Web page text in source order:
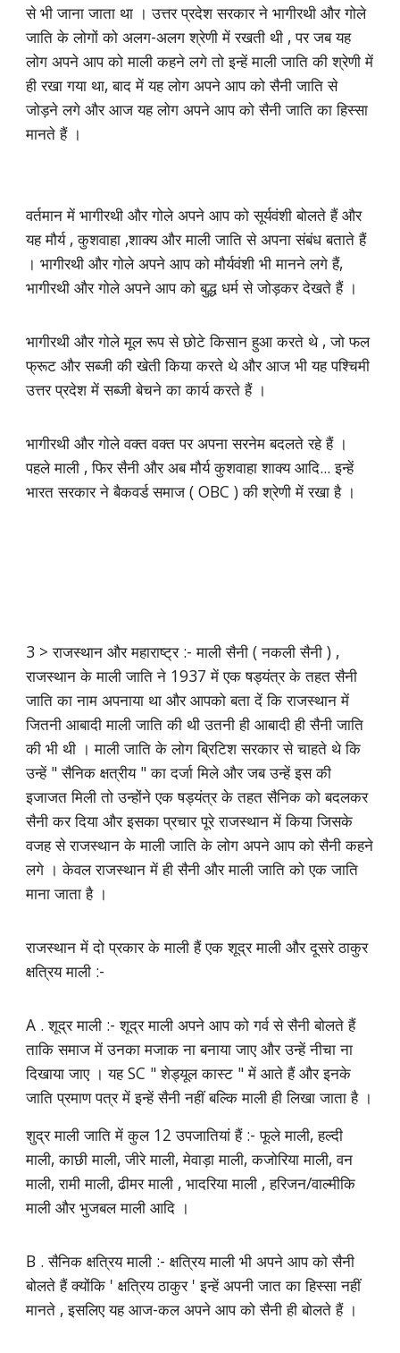
से भी जाना जाता था । उत्तर प्रदेश सरकार ने भागीरथी और गोले
जाति के लोगों को अलग-अलग श्रेणी में रखती थी , पर जब यह
लोग अपने आप को माली कहने लगे तो इन्हें माली जाति की श्रेणी में
ही रखा गया था, बाद में यह लोग अपने आप को सैनी जाति से
जोड़ने लगे और आज यह लोग अपने आप को सैनी जाति का हिस्सा
मानते हैं ।
वर्तमान में भागीरथी और गोले अपने आप को सूर्यवंशी बोलते हैं और
यह मौर्य , कुशवाहा ,शाक्य और माली जाति से अपना संबंध बताते हैं
। भागीरथी और गोले अपने आप को मौर्यवंशी भी मानने लगे हैं,
भागीरथी और गोले अपने आप को बुद्ध धर्म से जोड़कर देखते हैं ।
भागीरथी और गोले मूल रूप से छोटे किसान हुआ करते थे , जो फल
फ्रूट और सब्जी की खेती किया करते थे और आज भी यह पश्चिमी
उत्तर प्रदेश में सब्जी बेचने का कार्य करते हैं ।
भागीरथी और गोले वक्त वक्त पर अपना सरनेम बदलते रहे हैं ।
पहले माली , फिर सैनी और अब मौर्य कुशवाहा शाक्य आदि... इन्हें
भारत सरकार ने बैकवर्ड समाज ( OBC ) की श्रेणी में रखा है ।
3 > राजस्थान और महाराष्ट्र :- माली सैनी ( नकली सैनी ) ,
राजस्थान के माली जाति ने 1937 में एक षड्यंत्र के तहत सैनी
जाति का नाम अपनाया था और आपको बता दें कि राजस्थान में
जितनी आबादी माली जाति की थी उतनी ही आबादी ही सैनी जाति
की भी थी । माली जाति के लोग ब्रिटिश सरकार से चाहते थे कि
उन्हें " सैनिक क्षत्रीय " का दर्जा मिले और जब उन्हें इस की
इजाजत मिली तो उन्होंने एक षड्यंत्र के तहत सैनिक को बदलकर
सैनी कर दिया और इसका प्रचार पूरे राजस्थान में किया जिसके
वजह से राजस्थान के माली जाति के लोग अपने आप को सैनी कहने
लगे । केवल राजस्थान में ही सैनी और माली जाति को एक जाति
माना जाता है ।
राजस्थान में दो प्रकार के माली हैं एक शूद्र माली और दूसरे ठाकुर
क्षत्रिय माली :-
A . शूद्र माली :- शूद्र माली अपने आप को गर्व से सैनी बोलते हैं
ताकि समाज में उनका मजाक ना बनाया जाए और उन्हें नीचा ना
दिखाया जाए । यह SC " शेड्यूल कास्ट " में आते हैं और इनके
जाति प्रमाण पत्र में इन्हें सैनी नहीं बल्कि माली ही लिखा जाता है ।
शुद्र माली जाति में कुल 12 उपजातियां हैं :- फूले माली, हल्दी
माली, काछी माली, जीरे माली, मेवाड़ा माली, कजोरिया माली, वन
माली, रामी माली, ढीमर माली , भादरिया माली , हरिजन/वाल्मीकि
माली और भुजबल माली आदि ।
B . सैनिक क्षत्रिय माली :- क्षत्रिय माली भी अपने आप को सैनी
बोलते हैं क्योंकि ' क्षत्रिय ठाकुर ' इन्हें अपनी जात का हिस्सा नहीं
मानते , इसलिए यह आज-कल अपने आप को सैनी ही बोलते हैं ।